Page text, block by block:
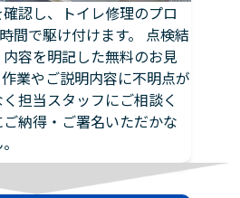
認し、トイレ修理のプロ
間で駆け付けます。 点検結
容を明記した無料のお見
業やご説明内容に不明点が
担当スタッフにご相談く
納得・ご署名いただかな